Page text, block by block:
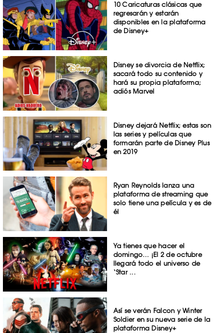
10 Caricaturas clásicas que
regresarán y estarán
disponibles en la plataforma
de Disney+
Disney se divorcia de Netflix;
sacará todo su contenido y
hará su propia plataforma;
adiós Marvel
Disney dejará Netflix; estas son
las series y películas que
formarán parte de Disney Plus
en 2019
Ryan Reynolds lanza una
plataforma de streaming que
solo tiene una película y es de
él
Ya tienes que hacer el
domingo… ¡El 2 de octubre
llegará todo el universo de
‘Star ...
Así se verán Falcon y Winter
Soldier en su nueva serie de la
plataforma Disney+